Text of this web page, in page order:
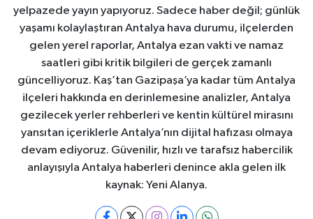
yelpazede yayın yapıyoruz. Sadece haber değil; günlük
yaşamı kolaylaştıran Antalya hava durumu, ilçelerden
gelen yerel raporlar, Antalya ezan vakti ve namaz
saatleri gibi kritik bilgileri de gerçek zamanlı
güncelliyoruz. Kaş’tan Gazipaşa’ya kadar tüm Antalya
ilçeleri hakkında en derinlemesine analizler, Antalya
gezilecek yerler rehberleri ve kentin kültürel mirasını
yansıtan içeriklerle Antalya’nın dijital hafızası olmaya
devam ediyoruz. Güvenilir, hızlı ve tarafsız habercilik
anlayışıyla Antalya haberleri denince akla gelen ilk
kaynak: Yeni Alanya.